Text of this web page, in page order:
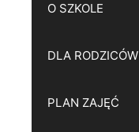
O SZKOLE
DLA RODZICÓW
PLAN ZAJĘĆ